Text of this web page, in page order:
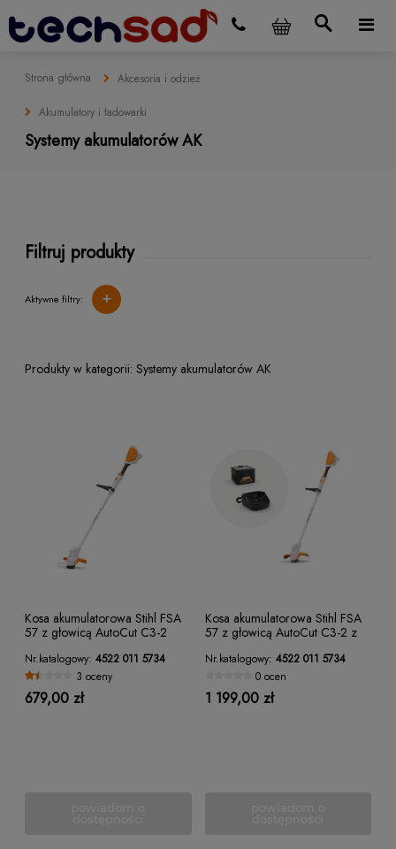
Strona główna Akcesoria i odzież
Akumulatory i ładowarki
Systemy akumulatorów AK
Filtruj produkty
Aktywne filtry: +
Systemy akumulatorów AK
Kosa akumulatorowa Stihl FSA
57 z głowicą AutoCut C3-2
Nr.katalogowy: 4522 011 5734
3 oceny
679,00 zł
Kosa akumulatorowa Stihl FSA
57 z głowicą AutoCut C3-2 z
Nr.katalogowy: 4522 011 5734
0 ocen
1 199,00 zł